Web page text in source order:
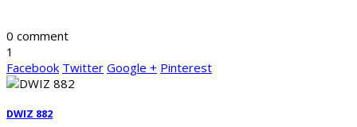
0 comment
1
Facebook Twitter Google + Pinterest
DWIZ 882